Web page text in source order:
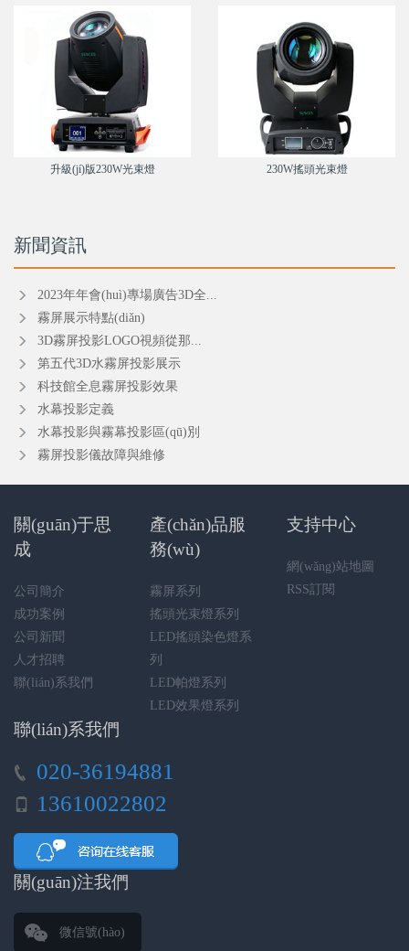
升級(jí)版230W光束燈 230W搖頭光束燈
新聞資訊
2023年年會(huì)專場廣告3D全...
霧屏展示特點(diǎn)
3D霧屏投影LOGO視頻從那...
第五代3D水霧屏投影展示
科技館全息霧屏投影效果
水幕投影定義
水幕投影與霧幕投影區(qū)別
霧屏投影儀故障與維修
關(guān)于思
成
公司簡介
成功案例
公司新聞
人才招聘
聯(lián)系我們
產(chǎn)品服
務(wù)
霧屏系列
搖頭光束燈系列
LED搖頭染色燈系
列
LED帕燈系列
LED效果燈系列
支持中心
網(wǎng)站地圖
RSS訂閱
聯(lián)系我們
020-36194881
13610022802
關(guān)注我們
微信號(hào)